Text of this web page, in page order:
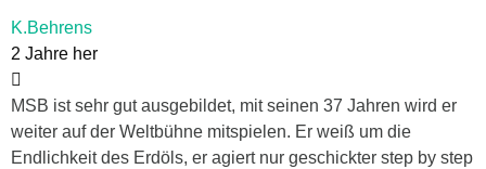
K.Behrens
2 Jahre her
MSB ist sehr gut ausgebildet, mit seinen 37 Jahren wird er
weiter auf der Weltbühne mitspielen. Er weiß um die
Endlichkeit des Erdöls, er agiert nur geschickter step by step